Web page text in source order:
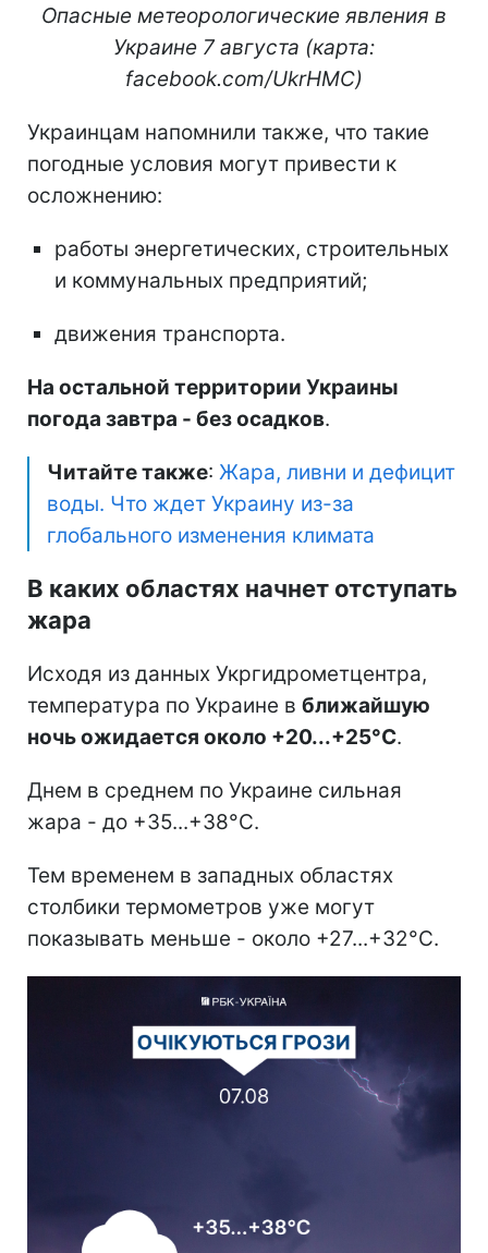
Опасные метеорологические явления в
Украине 7 августа (карта:
facebook.com/UkrHMC)
Украинцам напомнили также, что такие
погодные условия могут привести к
осложнению:
работы энергетических, строительных
и коммунальных предприятий;
движения транспорта.
На остальной территории Украины
погода завтра - без осадков.
Читайте также: Жара, ливни и дефицит
воды. Что ждет Украину из-за
глобального изменения климата
В каких областях начнет отступать
жара
Исходя из данных Укргидрометцентра,
температура по Украине в ближайшую
ночь ожидается около +20...+25°С.
Днем в среднем по Украине сильная
жара - до +35...+38°С.
Тем временем в западных областях
столбики термометров уже могут
показывать меньше - около +27...+32°С.